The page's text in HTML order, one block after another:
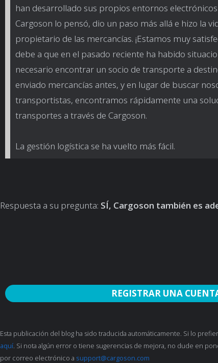
han desarrollado sus propios entornos
Cargoson lo pensó, dio un paso más allá e hizo la
propietario de las mercancías. ¡Estamos muy
debe a que en el pasado reciente ha habido
necesario encontrar un socio de transporte a
enviado mercancías antes, y en lugar de buscar
transportistas, encontramos rápidamente una
transportes a través de Cargoson.
La gestión logística se ha vuelto más fácil.
Respuesta a su pregunta: SÍ, Cargoson también es
REGISTRAR UNA
Esta publicación del blog ha sido traducida automáticamente. Si lo
aquí . Si nota algún error o tiene sugerencias de mejora, no dude en
por correo electrónico a support@cargoson.com